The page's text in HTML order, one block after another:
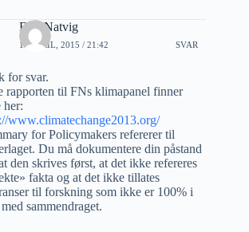
Erik Natvig
10 APRIL, 2015 / 21:42 SVAR
for svar.
rapporten til FNs klimapanel finner
her:
www.climatechange2013.org/
for Policymakers refererer til
Du må dokumentere din påstand
den skrives først, at det ikke refereres
fakta og at det ikke tillates
til forskning som ikke er 100% i
sammendraget.